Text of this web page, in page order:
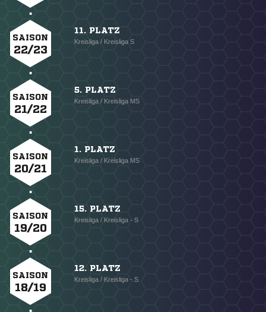
SAISON
22/23
11. PLATZ
Kreisliga / Kreisliga S
SAISON
21/22
5. PLATZ
Kreisliga / Kreisliga MS
SAISON
20/21
1. PLATZ
Kreisliga / Kreisliga MS
SAISON
19/20
15. PLATZ
Kreisliga / Kreisliga - S
SAISON
18/19
12. PLATZ
Kreisliga / Kreisliga - S